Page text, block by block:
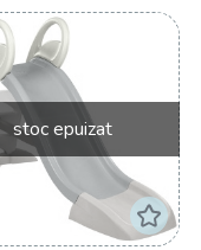
stoc epuizat